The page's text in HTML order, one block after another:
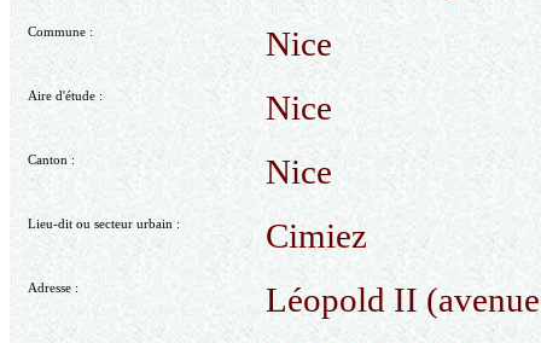
Commune : Nice
Aire d'étude : Nice
Canton : Nice
Lieu-dit ou secteur urbain : Cimiez
Adresse : Léopold II